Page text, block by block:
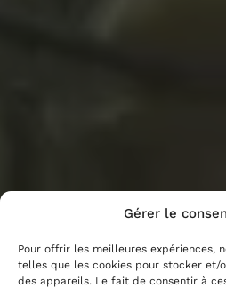
Gérer le
Pour offrir les meilleures expériences,
telles que les cookies pour stocker et/
des appareils. Le fait de consentir à